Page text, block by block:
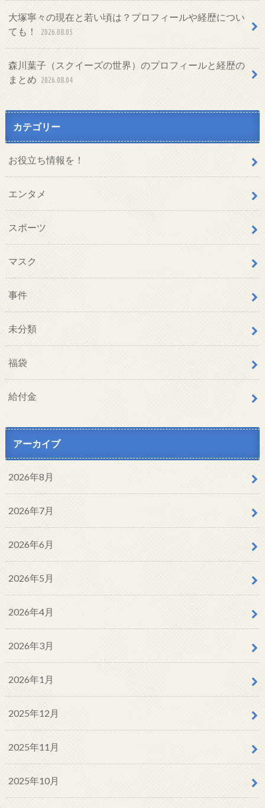
大塚寧々の現在と若い頃は？プロフィールや経歴につい
ても！
2026.08.05
森川葉子（スクイーズの世界）のプロフィールと経歴の
まとめ 2026.08.04
カテゴリー
お役立ち情報を！
エンタメ
スポーツ
マスク
事件
未分類
福袋
給付金
アーカイブ
2026年8月
2026年7月
2026年6月
2026年5月
2026年4月
2026年3月
2026年1月
2025年12月
2025年11月
2025年10月